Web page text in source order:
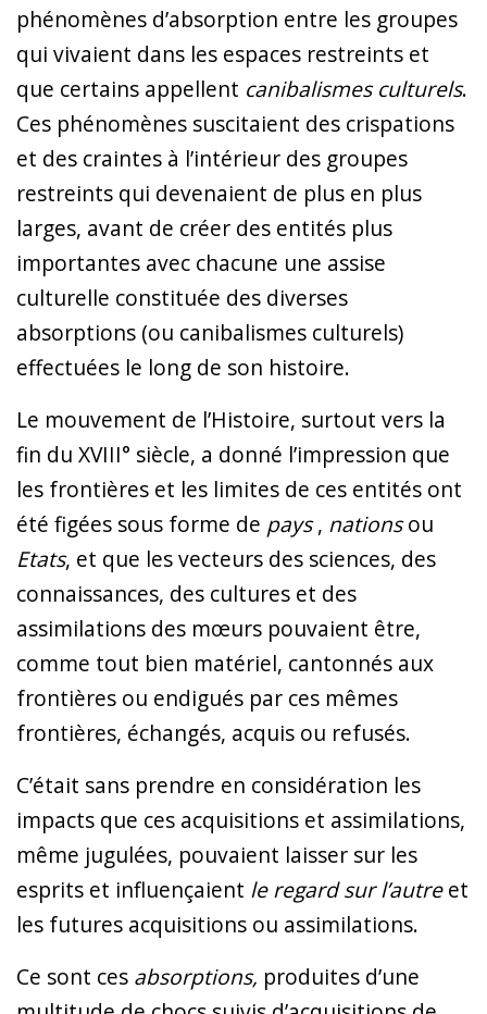
phénomènes d’absorption entre les groupes
qui vivaient dans les espaces restreints et
que certains appellent canibalismes culturels.
Ces phénomènes suscitaient des crispations
et des craintes à l’intérieur des groupes
restreints qui devenaient de plus en plus
larges, avant de créer des entités plus
importantes avec chacune une assise
culturelle constituée des diverses
absorptions (ou canibalismes culturels)
effectuées le long de son histoire.
Le mouvement de l’Histoire, surtout vers la
fin du XVIII° siècle, a donné l’impression que
les frontières et les limites de ces entités ont
été figées sous forme de pays, nationsou
Etats, et que les vecteurs des sciences, des
connaissances, des cultures et des
assimilations des mœurs pouvaient être,
comme tout bien matériel, cantonnés aux
frontières ou endigués par ces mêmes
frontières, échangés, acquis ou refusés.
C’était sans prendre en considération les
impacts que ces acquisitions et assimilations,
même jugulées, pouvaient laisser sur les
esprits et influençaient le regard sur l’autreet
les futures acquisitions ou assimilations.
Ce sont ces absorptions, produites d’une